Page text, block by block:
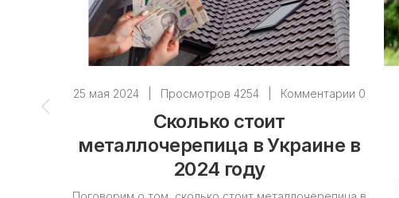
25 мая 2024 Просмотров 4254 Комментарии 0
Сколько стоит
металлочерепица в Украине в
2024 году